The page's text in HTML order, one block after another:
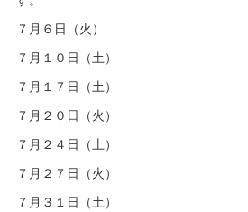
７月６日（火）
７月１０日（土）
７月１７日（土）
７月２０日（火）
７月２４日（土）
７月２７日（火）
７月３１日（土）